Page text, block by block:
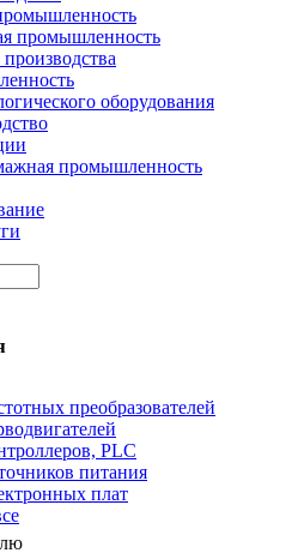
промышленность
оборудования
промышленность
преобразователей
PLC
питания
плат